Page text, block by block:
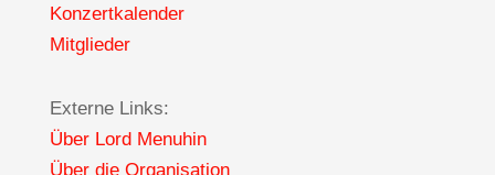
Konzertkalender
Mitglieder
Externe Links:
Über Lord Menuhin
Über die Organisation